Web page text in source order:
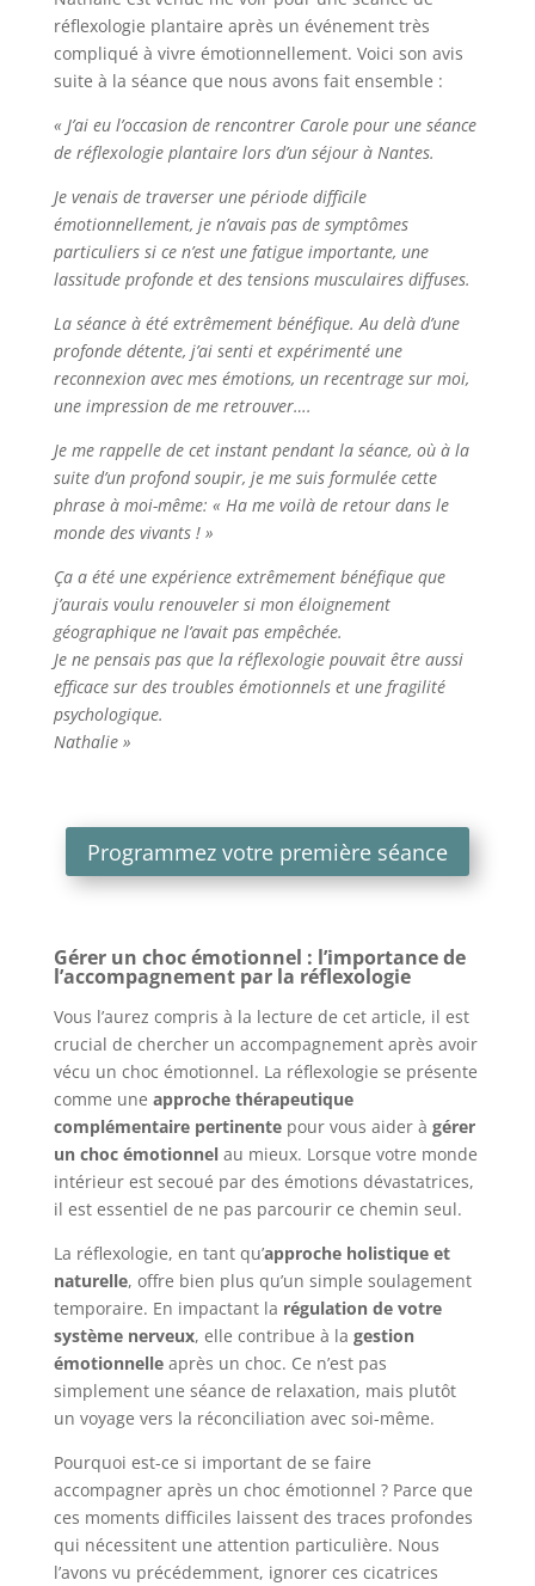
réflexologie plantaire après un événement très
compliqué à vivre émotionnellement. Voici son avis
suite à la séance que nous avons fait ensemble :
« J’ai eu l’occasion de rencontrer Carole pour une séance
de réflexologie plantaire lors d’un séjour à Nantes.
Je venais de traverser une période difficile
émotionnellement, je n’avais pas de symptômes
particuliers si ce n’est une fatigue importante, une
lassitude profonde et des tensions musculaires diffuses.
La séance à été extrêmement bénéfique. Au delà d’une
profonde détente, j’ai senti et expérimenté une
reconnexion avec mes émotions, un recentrage sur moi,
une impression de me retrouver….
Je me rappelle de cet instant pendant la séance, où à la
suite d’un profond soupir, je me suis formulée cette
phrase à moi-même: « Ha me voilà de retour dans le
monde des vivants ! »
Ça a été une expérience extrêmement bénéfique que
j’aurais voulu renouveler si mon éloignement
géographique ne l’avait pas empêchée.
Je ne pensais pas que la réflexologie pouvait être aussi
efficace sur des troubles émotionnels et une fragilité
psychologique.
Nathalie »
Programmez votre première séance
Gérer un choc émotionnel : l’importance de
l’accompagnement par la réflexologie
Vous l’aurez compris à la lecture de cet article, il est
crucial de chercher un accompagnement après avoir
vécu un choc émotionnel. La réflexologie se présente
comme une approche thérapeutique
complémentaire pertinentepour vous aider à gérer
un choc émotionnelau mieux. Lorsque votre monde
intérieur est secoué par des émotions dévastatrices,
il est essentiel de ne pas parcourir ce chemin seul.
La réflexologie, en tant qu’approche holistique et
naturelle, offre bien plus qu’un simple soulagement
temporaire. En impactant la régulation de votre
système nerveux, elle contribue à la gestion
émotionnelleaprès un choc. Ce n’est pas
simplement une séance de relaxation, mais plutôt
un voyage vers la réconciliation avec soi-même.
Pourquoi est-ce si important de se faire
accompagner après un choc émotionnel ? Parce que
ces moments difficiles laissent des traces profondes
qui nécessitent une attention particulière. Nous
l’avons vu précédemment, ignorer ces cicatrices